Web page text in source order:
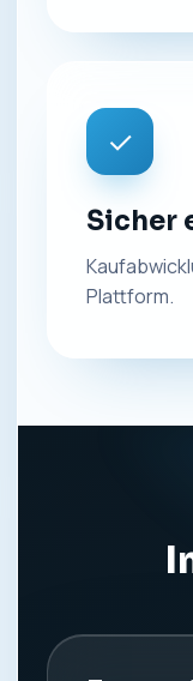
✓
Sicher
Plattform.